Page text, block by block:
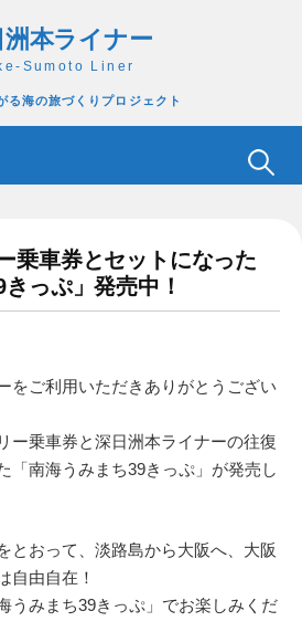
洲本ライナー
Sumoto Liner
る海の旅づくりプロジェクト
検
乗車券とセットになった
きっぷ」発売中！
をご利用いただきありがとうござい
ー乗車券と深日洲本ライナーの往復
「南海うみまち39きっぷ」が発売し
とおって、淡路島から大阪へ、大阪
自由自在！
うみまち39きっぷ」でお楽しみくだ